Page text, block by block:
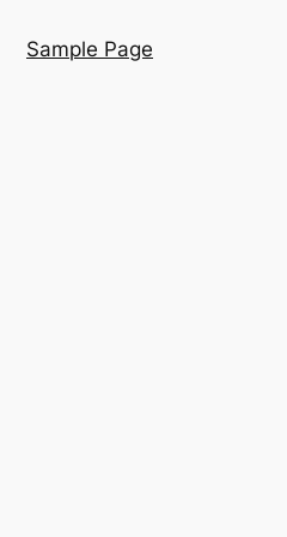
Sample Page